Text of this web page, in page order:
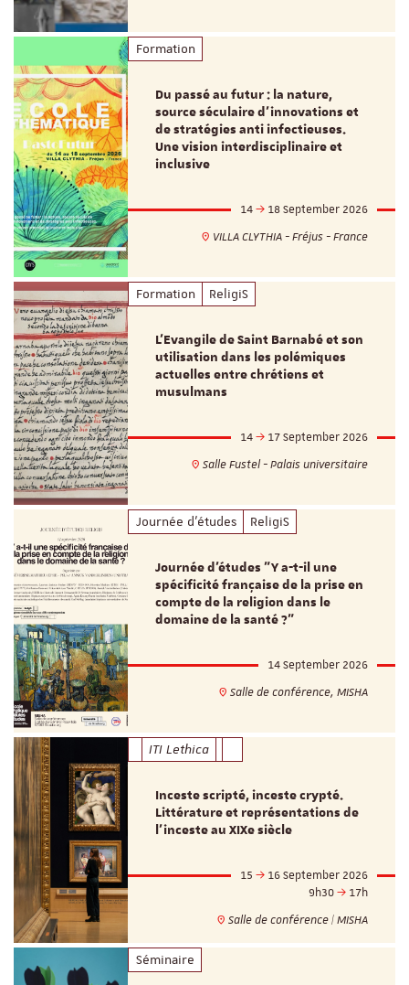
Formation
Du passé au futur : la nature,
source séculaire d’innovations et
de stratégies anti infectieuses.
Une vision interdisciplinaire et
inclusive
14
18 September 2026
VILLA CLYTHIA - Fréjus - France
Formation ReligiS
L’Evangile de Saint Barnabé et son
utilisation dans les polémiques
actuelles entre chrétiens et
musulmans
14
17 September 2026
Salle Fustel - Palais universitaire
Journée d'études ReligiS
Journée d’études "Y a-t-il une
spécificité française de la prise en
compte de la religion dans le
domaine de la santé ?"
14 September 2026
Salle de conférence, MISHA
ITI Lethica
Inceste scripté, inceste crypté.
Littérature et représentations de
l’inceste au XIXe siècle
15
16 September 2026
9h30
17h
Salle de conférence | MISHA
Séminaire